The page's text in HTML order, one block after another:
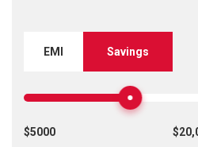
EMI Savings
$5000